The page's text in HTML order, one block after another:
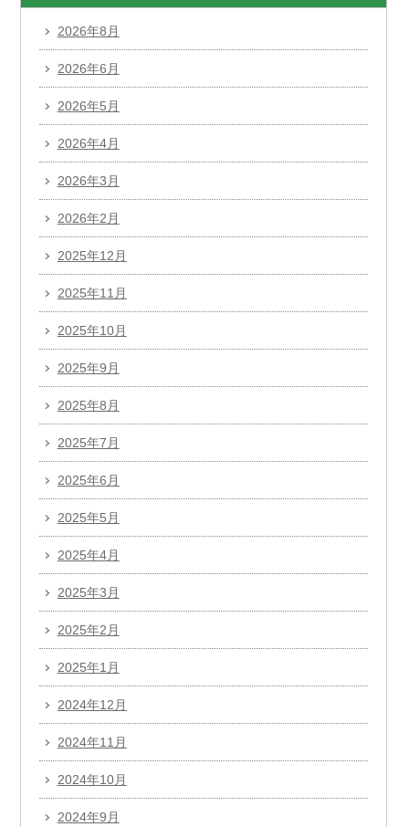
2026年8月
2026年6月
2026年5月
2026年4月
2026年3月
2026年2月
2025年12月
2025年11月
2025年10月
2025年9月
2025年8月
2025年7月
2025年6月
2025年5月
2025年4月
2025年3月
2025年2月
2025年1月
2024年12月
2024年11月
2024年10月
2024年9月